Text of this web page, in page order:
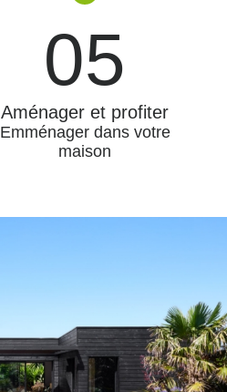
05
Aménager et profiter
Emménager dans votre
maison